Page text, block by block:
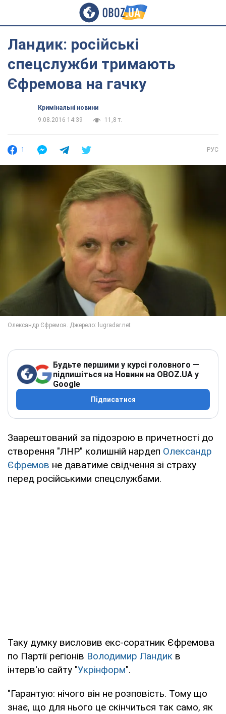
Ландик: російські
спецслужби тримають
Єфремова на гачку
Кримінальні новини
9.08.2016 14:39
11,8 т.
1 РУС
Будьте першими у курсі головного —
підпишіться на Новини на OBOZ.UA у
Google
Підписатися
Заарештований за підозрою в причетності до
створення "ЛНР" колишній нардеп Олександр
Єфремов не даватиме свідчення зі страху
перед російськими спецслужбами.
Таку думку висловив екс-соратник Єфремова
по Партії регіонів Володимир Ландик в
інтерв'ю сайту "Укрінформ".
"Гарантую: нічого він не розповість. Тому що
знає, що для нього це скінчиться так само, як